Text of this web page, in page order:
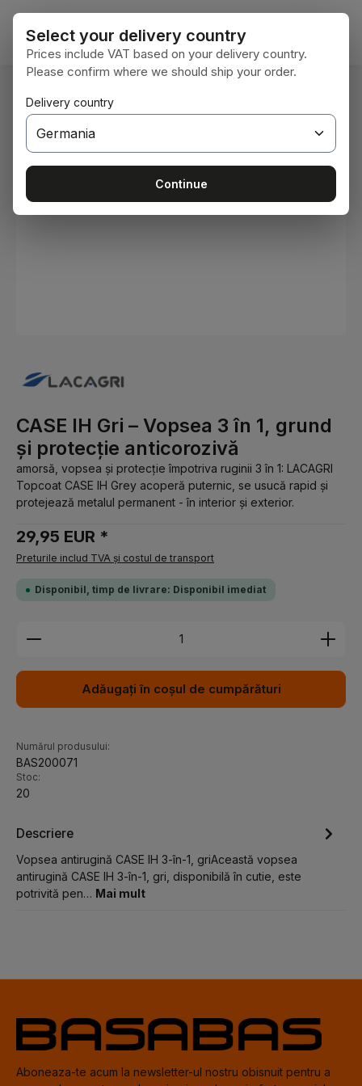
Sari la conținutul principal
Sunteți aici: Acasă
CASE IH Gri – Vopsea 3 în 1, grund
și protecție anticorozivă
amorsă, vopsea și protecție împotriva ruginii 3 în 1: LACAGRI
Topcoat CASE IH Grey acoperă puternic, se usucă rapid și
protejează metalul permanent - în interior și exterior.
29,95 EUR *
Preturile includ TVA și costul de transport
Disponibil, timp de livrare: Disponibil imediat
Cantitate produs: Introduceți cantitatea dorită
Adăugați în coșul de cumpărături
Numărul produsului:
BAS200071
Stoc:
20
Descriere
Vopsea antirugină CASE IH 3-în-1, griAceastă vopsea
antirugină CASE IH 3-în-1, gri, disponibilă în cutie, este
potrivită pen… Mai mult
Aboneaza-te acum la newsletter-ul nostru obisnuit pentru a
Select your delivery country
Prices include VAT based on your delivery country.
Please confirm where we should ship your order.
Delivery country
Continue